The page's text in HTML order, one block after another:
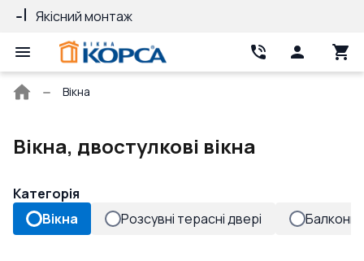
Якісний монтаж
Головна
Вікна
Вікна, двостулкові вікна
Категорія
Вікна
Розсувні терасні двері Балконні